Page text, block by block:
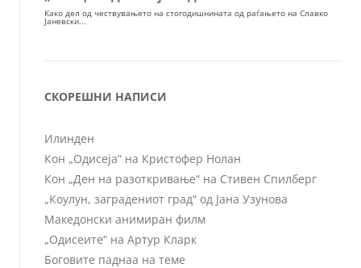
СКОРЕШНИ НАПИСИ
Илинден
Кон „Одисеја“ на Кристофер Нолан
Кон „Ден на разоткривање“ на Стивен Спилберг
„Коулун, заградениот град“ од Јана Узунова
Македонски анимиран филм
„Одисеите“ на Артур Кларк
Боговите паднаа на теме